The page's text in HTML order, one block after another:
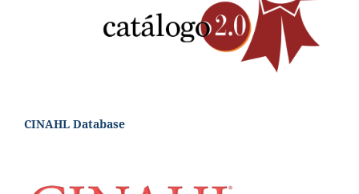
CINAHL Database